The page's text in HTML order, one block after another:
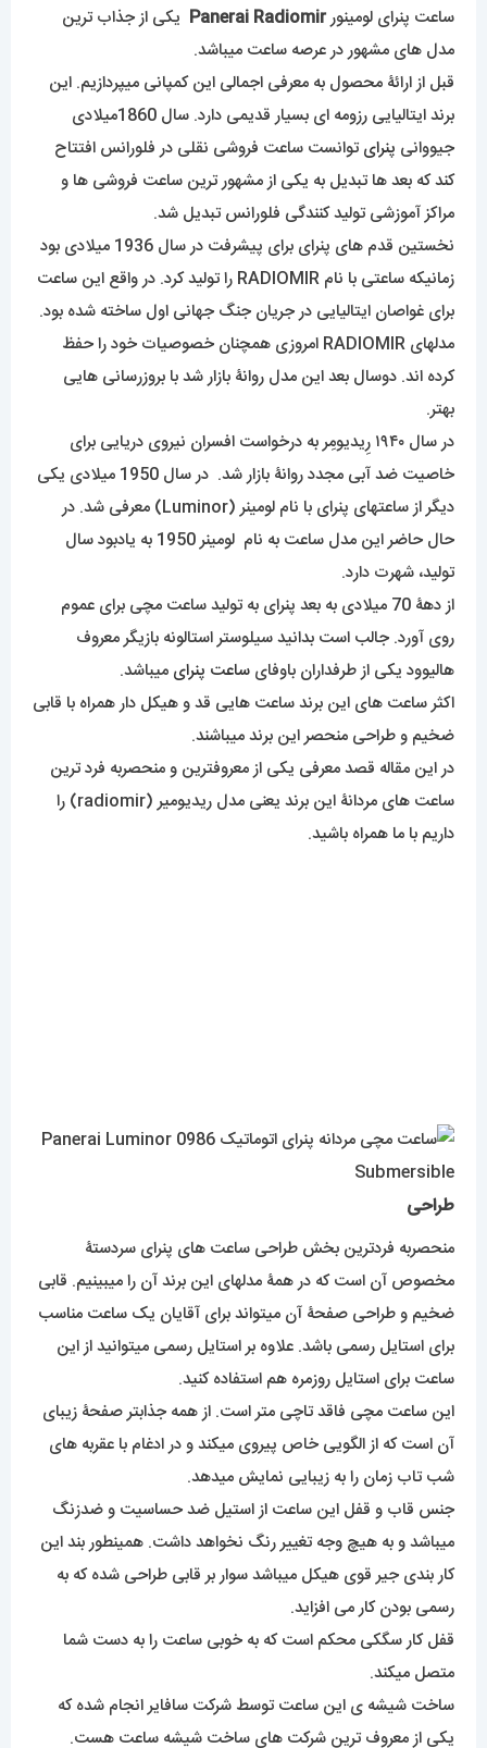
ساعت پنرای لومینورPanerai Radiomir یکی از جذاب ترین
مدل های مشهور در عرصه ساعت میباشد.
قبل از ارائۀ محصول به معرفی اجمالی این کمپانی میپردازیم. این
برند ایتالیایی رزومه ای بسیار قدیمی دارد. سال 1860میلادی
جیووانی پنرای توانست ساعت فروشی نقلی در فلورانس افتتاح
کند که بعد ها تبدیل به یکی از مشهور ترین ساعت فروشی ها و
مراکز آموزشی تولید کنندگی فلورانس تبدیل شد.
نخستین قدم های پنرای برای پیشرفت در سال 1936 میلادی بود
زمانیکه ساعتی با نام RADIOMIR را تولید کرد. در واقع این ساعت
برای غواصان ایتالیایی در جریان جنگ جهانی اول ساخته شده بود.
مدلهای RADIOMIR امروزی همچنان خصوصیات خود را حفظ
کرده اند. دوسال بعد این مدل روانۀ بازار شد با بروزرسانی هایی
بهتر.
در سال ۱۹۴۰ رِیدیومِر به درخواست افسران نیروی دریایی برای
خاصیت ضد آبی مجدد روانۀ بازار شد. در سال 1950 میلادی یکی
دیگر از ساعت­های پنرای با نام لومینر (Luminor) معرفی شد. در
حال حاضر این مدل ساعت به نام لومینر 1950 به یادبود سال
تولید، شهرت دارد.
از دهۀ 70 میلادی به بعد پنرای به تولید ساعت مچی برای عموم
روی آورد. جالب است بدانید سیلوستر استالونه بازیگر معروف
هالیوود یکی از طرفداران باوفای ساعت پنرای میباشد.
اکثر ساعت های این برند ساعت هایی قد و هیکل دار همراه با قابی
ضخیم و طراحی منحصر این برند میباشند.
در این مقاله قصد معرفی یکی از معروفترین و منحصربه فرد ترین
ساعت های مردانۀ این برند یعنی مدل ریدیومیر (radiomir) را
داریم با ما همراه باشید.
طراحی
منحصربه فردترین بخش طراحی ساعت های پنرای سردستۀ
مخصوص آن است که در همۀ مدلهای این برند آن را میبینیم. قابی
ضخیم و طراحی صفحۀ آن میتواند برای آقایان یک ساعت مناسب
برای استایل رسمی باشد. علاوه بر استایل رسمی میتوانید از این
ساعت برای استایل روزمره هم استفاده کنید.
این ساعت مچی فاقد تاچی متر است. از همه جذابتر صفحۀ زیبای
آن است که از الگویی خاص پیروی میکند و در ادغام با عقربه های
شب تاب زمان را به زیبایی نمایش میدهد.
جنس قاب و قفل این ساعت از استیل ضد حساسیت و ضدزنگ
میباشد و به هیچ وجه تغییر رنگ نخواهد داشت. همینطور بند این
کار بندی جیر قوی هیکل میباشد سوار بر قابی طراحی شده که به
رسمی بودن کار می افزاید.
قفل کار سگکی محکم است که به خوبی ساعت را به دست شما
متصل میکند.
ساخت شیشه ی این ساعت توسط شرکت سافایر انجام شده که
یکی از معروف ترین شرکت های ساخت شیشه ساعت هست.